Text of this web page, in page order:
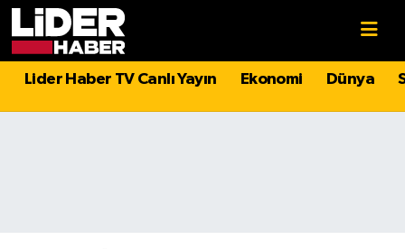
Lider Haber TV Canlı Yayın Ekonomi Dünya
Politika
Hava Durumu